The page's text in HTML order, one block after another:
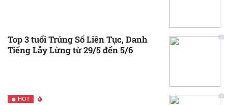
Top 3 tuổi Trúng Số Liên Tục, Danh
Tiếng Lẫy Lừng từ 29/5 đến 5/6
HOT